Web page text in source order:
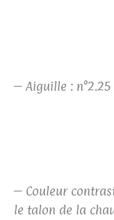
– Aiguille : n°2.25
– Couleur
le talon de la